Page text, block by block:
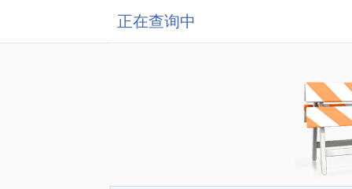
正在查询中